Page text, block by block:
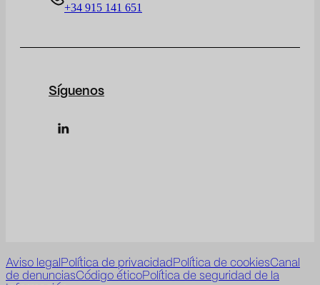
+34 915 141 651
Síguenos
Aviso legal Política de privacidad Política de cookiesCanal
de denunciasCódigo éticoPolítica de seguridad de la